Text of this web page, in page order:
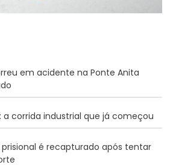
em acidente na Ponte Anita
corrida industrial que já começou
é recapturado após tentar